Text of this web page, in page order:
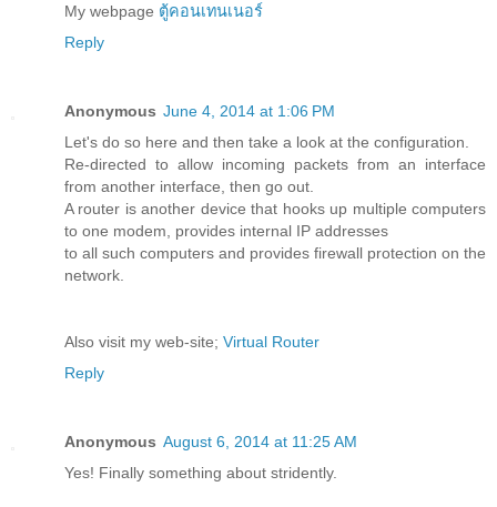
My webpage ตู้คอนเทนเนอร์
Reply
Anonymous June 4, 2014 at 1:06 PM
Let's do so here and then take a look at the configuration.
Re-directed to allow incoming packets from an interface
from another interface, then go out.
A router is another device that hooks up multiple computers
to one modem, provides internal IP addresses
to all such computers and provides firewall protection on the
network.
Also visit my web-site; Virtual Router
Reply
Anonymous August 6, 2014 at 11:25 AM
Yes! Finally something about stridently.